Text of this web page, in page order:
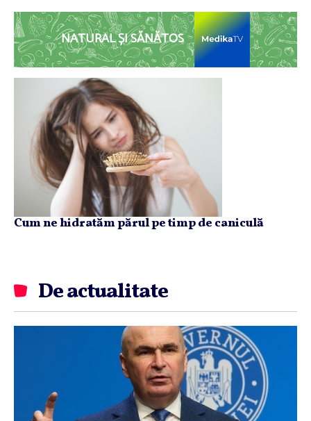
NATURAL ȘI SĂNĂTOS
Cum ne hidratăm părul pe timp de caniculă
De actualitate